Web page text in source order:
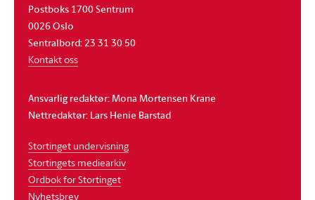
Postboks 1700 Sentrum
0026 Oslo
Sentralbord: 23 31 30 50
Kontakt oss
Ansvarlig redaktør: Mona Mortensen Krane
Nettredaktør: Lars Henie Barstad
Stortinget undervisning
Stortingets mediearkiv
Ordbok for Stortinget
Nyhetsbrev